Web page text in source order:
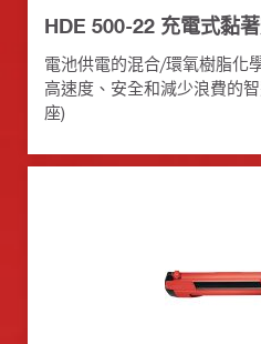
HDE 500-22 充電式黏
電池供電的混合/環氧樹脂化
高速度、安全和減少浪費的
座)